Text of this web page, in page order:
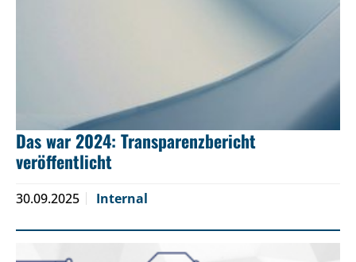
Das war 2024: Transparenzbericht
veröffentlicht
30.09.2025 Internal